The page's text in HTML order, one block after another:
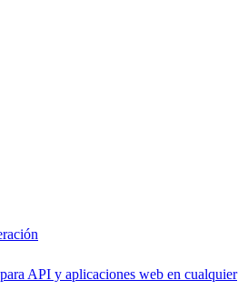
API y aplicaciones web en cualquier